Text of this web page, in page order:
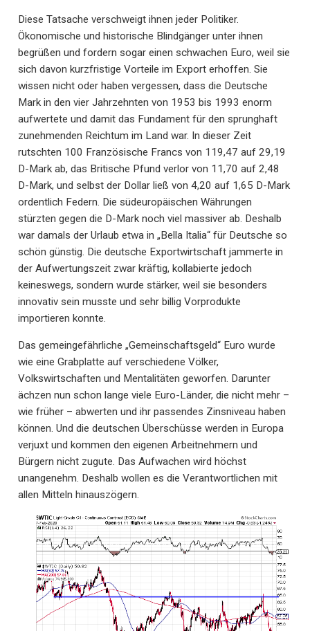
Diese Tatsache verschweigt ihnen jeder Politiker.
Ökonomische und historische Blindgänger unter ihnen
begrüßen und fordern sogar einen schwachen Euro, weil sie
sich davon kurzfristige Vorteile im Export erhoffen. Sie
wissen nicht oder haben vergessen, dass die Deutsche
Mark in den vier Jahrzehnten von 1953 bis 1993 enorm
aufwertete und damit das Fundament für den sprunghaft
zunehmenden Reichtum im Land war. In dieser Zeit
rutschten 100 Französische Francs von 119,47 auf 29,19
D-Mark ab, das Britische Pfund verlor von 11,70 auf 2,48
D-Mark, und selbst der Dollar ließ von 4,20 auf 1,65 D-Mark
ordentlich Federn. Die südeuropäischen Währungen
stürzten gegen die D-Mark noch viel massiver ab. Deshalb
war damals der Urlaub etwa in „Bella Italia“ für Deutsche so
schön günstig. Die deutsche Exportwirtschaft jammerte in
der Aufwertungszeit zwar kräftig, kollabierte jedoch
keineswegs, sondern wurde stärker, weil sie besonders
innovativ sein musste und sehr billig Vorprodukte
importieren konnte.
Das gemeingefährliche „Gemeinschaftsgeld“ Euro wurde
wie eine Grabplatte auf verschiedene Völker,
Volkswirtschaften und Mentalitäten geworfen. Darunter
ächzen nun schon lange viele Euro-Länder, die nicht mehr –
wie früher – abwerten und ihr passendes Zinsniveau haben
können. Und die deutschen Überschüsse werden in Europa
verjuxt und kommen den eigenen Arbeitnehmern und
Bürgern nicht zugute. Das Aufwachen wird höchst
unangenehm. Deshalb wollen es die Verantwortlichen mit
allen Mitteln hinauszögern.